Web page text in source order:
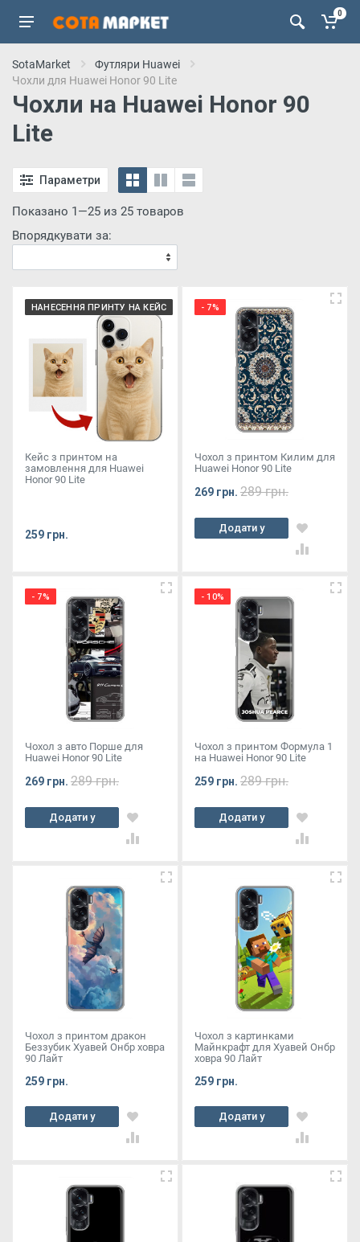
0
SotaMarket
Футляри Huawei
Чохли для Huawei Honor 90 Lite
Чохли на Huawei Honor 90
Lite
Параметри
Показано 1—25 из 25 товаров
Впорядкувати за:
НАНЕСЕННЯ ПРИНТУ НА КЕЙС
Кейс з принтом на
замовлення для Huawei
Honor 90 Lite
259 грн.
- 7%
Чохол з принтом Килим для
Huawei Honor 90 Lite
269 грн. 289 грн.
Додати у
кошик
- 7%
Чохол з авто Порше для
Huawei Honor 90 Lite
269 грн. 289 грн.
Додати у
кошик
- 10%
Чохол з принтом Формула 1
на Huawei Honor 90 Lite
259 грн. 289 грн.
Додати у
кошик
Чохол з принтом дракон
Беззубик Хуавей Онбр ховра
90 Лайт
259 грн.
Додати у
кошик
Чохол з картинками
Майнкрафт для Хуавей Онбр
ховра 90 Лайт
259 грн.
Додати у
кошик